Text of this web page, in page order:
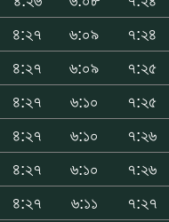
৪:২৭ ৬:০৯
৭:২৪
৪:২৭ ৬:০৯
৭:২৫
৪:২৭ ৬:১০
৭:২৫
৪:২৭ ৬:১০
৭:২৬
৪:২৭ ৬:১০
৭:২৬
৪:২৭ ৬:১১
৭:২৭